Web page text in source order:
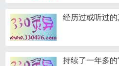
经历过或听过
持续了一年多的